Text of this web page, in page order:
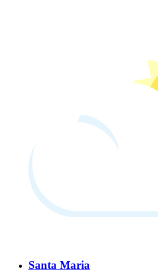
Santa Maria